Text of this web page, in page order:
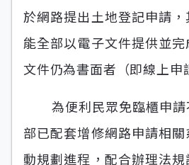
於網路提出土地登記申請
能全部以電子文件提供並
文件仍為書面者（即線上申
為便利民眾免臨櫃申請
部已配套增修網路申請相
動規劃進程，配合辦理法